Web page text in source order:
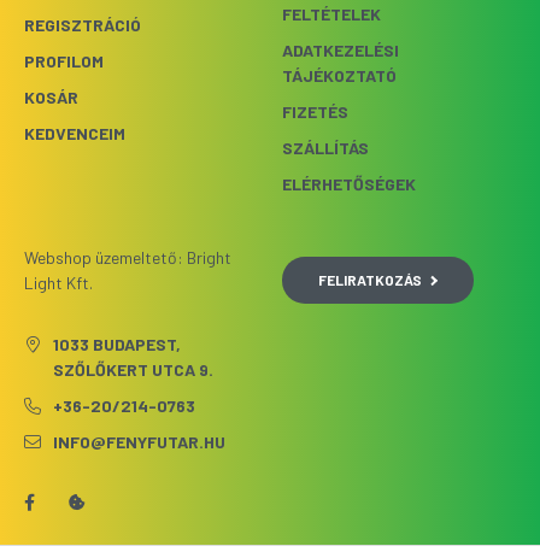
REGISZTRÁCIÓ
PROFILOM
KOSÁR
KEDVENCEIM
FELTÉTELEK
ADATKEZELÉSI
TÁJÉKOZTATÓ
FIZETÉS
SZÁLLÍTÁS
ELÉRHETŐSÉGEK
Webshop üzemeltető: Bright
Light Kft.
1033 BUDAPEST,
SZŐLŐKERT UTCA 9.
+36-20/214-0763
INFO@FENYFUTAR.HU
FELIRATKOZÁS